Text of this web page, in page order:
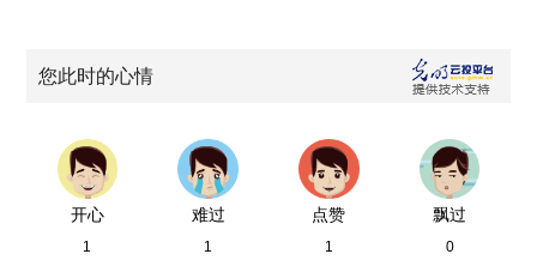
您此时的心情
开心
1
难过
1
点赞
1
飘过
0